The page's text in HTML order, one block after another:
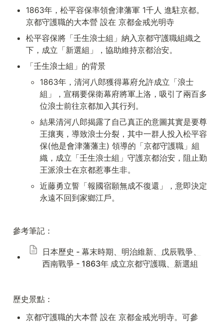
1863年，松平容保率領會津藩軍 1千人 進駐京都。
京都守護職的大本營 設在 京都金戒光明寺
松平容保將「壬生浪士組」納入京都守護職組織之
下，成立「新選組」，協助維持京都治安。
「壬生浪士組」的背景
1863年，清河八郎獲得幕府允許成立「浪士
組」，宣稱要保衛幕府將軍上洛，吸引了兩百多
位浪士前往京都加入其行列。
結果清河八郎揭露了自己真正的意圖其實是要尊
王攘夷，導致浪士分裂，其中一群人投入松平容
保(他是會津藩藩主) 領導的「京都守護職」組
織，成立「壬生浪士組」守護京都治安，阻止勤
王派浪士在京都惹事生非。
近藤勇立誓「報國宿願無成不復還」，意即決定
永遠不回到家鄉江戶。
參考筆記：
日本歷史 - 幕末時期、明治維新、戊辰戰爭、
西南戰爭 - 1863年 成立京都守護職、新選組
歷史景點：
京都守護職的大本營 設在 京都金戒光明寺。可參